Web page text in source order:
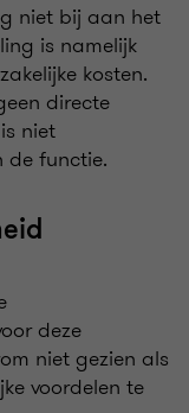
niet bij aan het
is namelijk
kosten.
directe
niet
de functie.
deze
niet gezien als
voordelen te